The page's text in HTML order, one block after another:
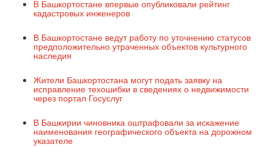
В Башкортостане впервые опубликовали рейтинг
кадастровых инженеров
В Башкортостане ведут работу по уточнению статусов
предположительно утраченных объектов культурного
наследия
Жители Башкортостана могут подать заявку на
исправление техошибки в сведениях о недвижимости
через портал Госуслуг
В Башкирии чиновника оштрафовали за искажение
наименования географического объекта на дорожном
указателе